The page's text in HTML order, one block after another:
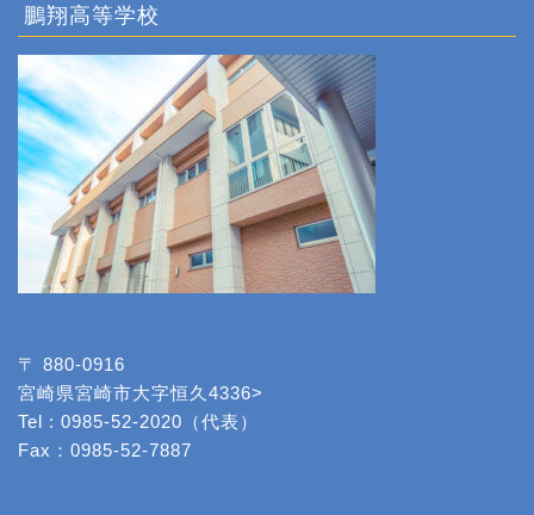
鵬翔高等学校
〒 880-0916
宮崎県宮崎市大字恒久4336>
Tel : 0985-52-2020（代表）
Fax：0985-52-7887